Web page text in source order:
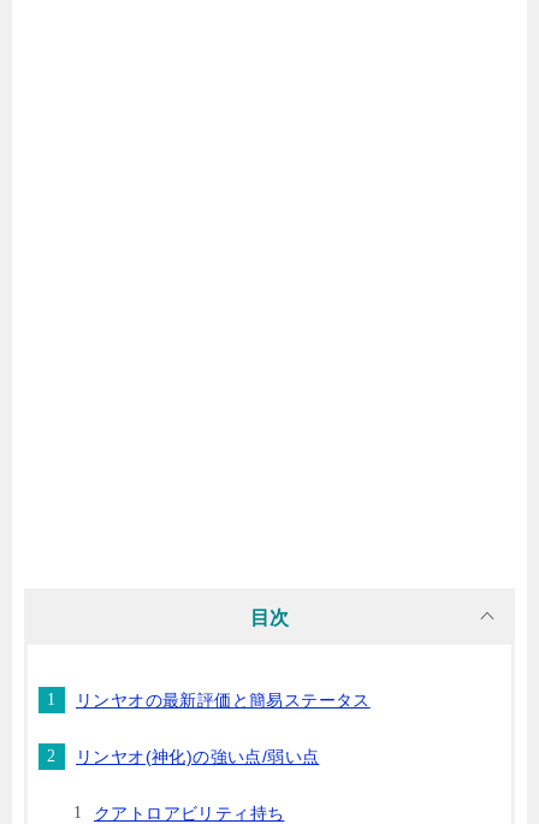
目次
リンヤオの最新評価と簡易ステータス
リンヤオ(神化)の強い点/弱い点
クアトロアビリティ持ち